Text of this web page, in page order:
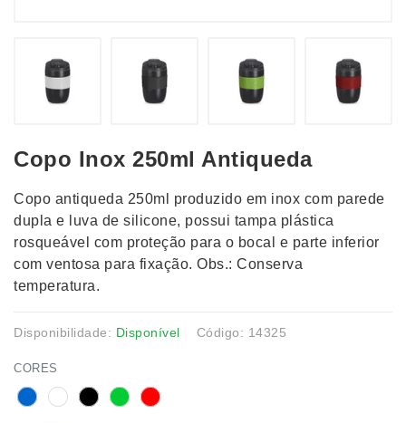
Copo Inox 250ml Antiqueda
Copo antiqueda 250ml produzido em inox com parede
dupla e luva de silicone, possui tampa plástica
rosqueável com proteção para o bocal e parte inferior
com ventosa para fixação. Obs.: Conserva
temperatura.
Disponibilidade: Disponível Código: 14325
CORES